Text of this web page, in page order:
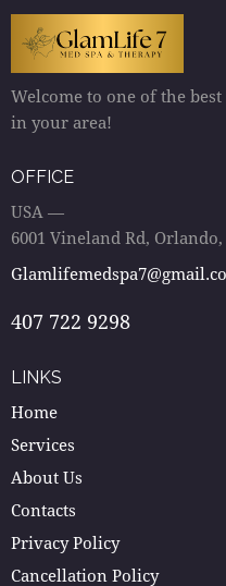
Welcome to one of the
in your area!
OFFICE
USA —
6001 Vineland Rd, Orlando,
407 722 9298
LINKS
Home
Services
About Us
Contacts
Privacy Policy
Cancellation Policy